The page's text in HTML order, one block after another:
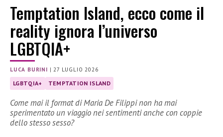
Temptation Island, ecco come il
reality ignora l’universo
LGBTQIA+
LUCA BURINI | 27 LUGLIO 2026
LGBTQIA+ TEMPTATION ISLAND
Come mai il format di Maria De Filippi non ha mai
sperimentato un viaggio nei sentimenti anche con coppie
dello stesso sesso?